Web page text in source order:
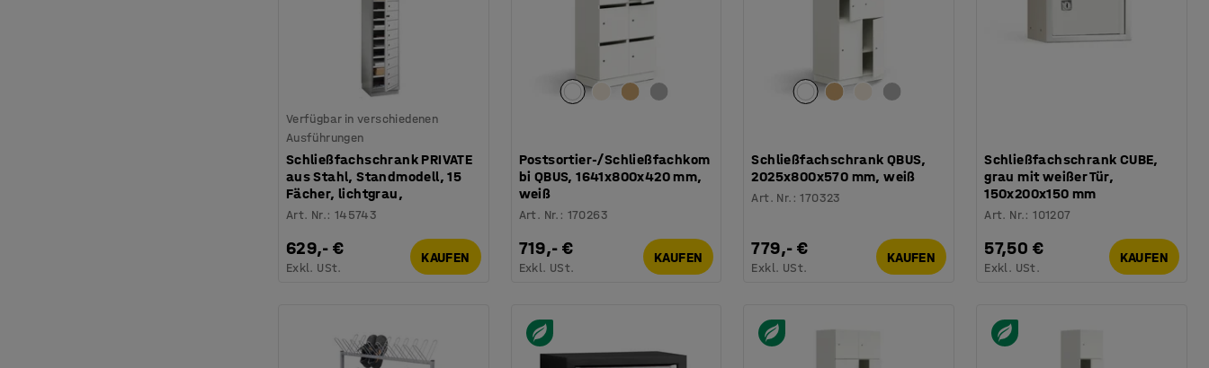
Verfügbar in verschiedenen
Ausführungen
Schließfachschrank PRIVATE
aus Stahl, Standmodell, 15
Fächer, lichtgrau,
Art. Nr.: 145743
629,- €
Exkl. USt.
KAUFEN
Postsortier-/Schließfachkom
bi QBUS, 1641x800x420 mm,
weiß
Art. Nr. : 170263
719,- €
Exkl. USt.
KAUFEN
Schließfachschrank QBUS,
2025x800x570 mm, weiß
Art. Nr. :170323
779,- €
Exkl. USt.
KAUFEN
Schließfachschrank CUBE,
grau mit weißer Tür,
150x200x150 mm
Art. Nr.:101207
57,50 €
Exkl. USt.
KAUFEN